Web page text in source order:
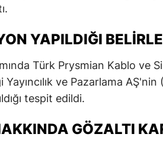
YAPILDIĞI
Türk Prysmian Kablo ve
ve Pazarlama
tespit edildi.
GÖZALTI